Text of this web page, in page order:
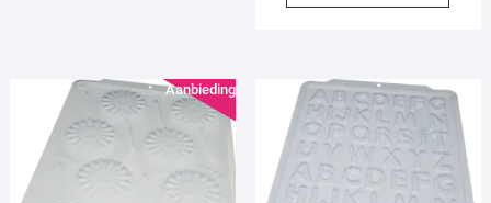
€5,50.
€3,00.
Aanbieding!